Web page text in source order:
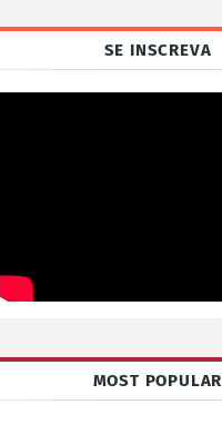
SE INSCREVA
MOST POPULAR